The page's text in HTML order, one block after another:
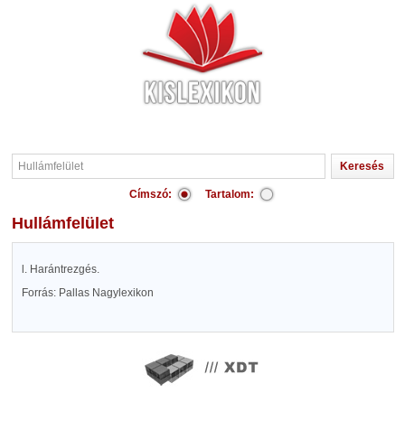
Címszó: Tartalom:
Hullámfelület
l. Harántrezgés.
Forrás: Pallas Nagylexikon